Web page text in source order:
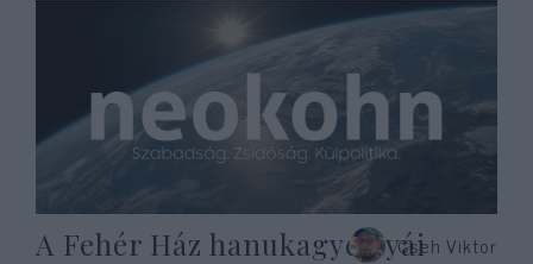
A Fehér Ház hanukagyertyáiCseh Viktor